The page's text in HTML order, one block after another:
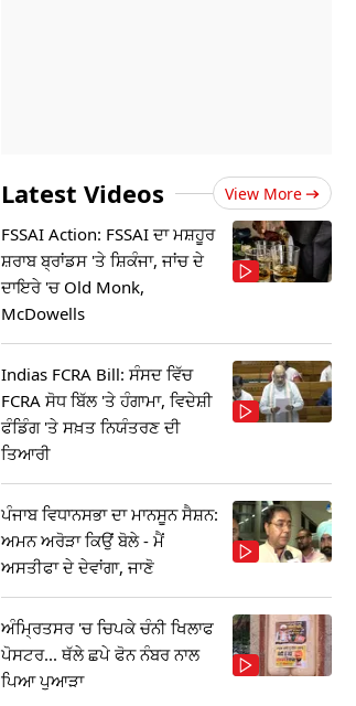
Latest Videos View More
FSSAI Action: FSSAI ਦਾ ਮਸ਼ਹੂਰ
ਸ਼ਰਾਬ ਬ੍ਰਾਂਡਸ 'ਤੇ ਸ਼ਿਕੰਜਾ, ਜਾਂਚ ਦੇ
ਦਾਇਰੇ 'ਚ Old Monk,
McDowells
Indias FCRA Bill: ਸੰਸਦ ਵਿੱਚ
FCRA ਸੋਧ ਬਿੱਲ 'ਤੇ ਹੰਗਾਮਾ, ਵਿਦੇਸ਼ੀ
ਫੰਡਿੰਗ 'ਤੇ ਸਖ਼ਤ ਨਿਯੰਤਰਣ ਦੀ
ਤਿਆਰੀ
ਪੰਜਾਬ ਵਿਧਾਨਸਭਾ ਦਾ ਮਾਨਸੂਨ ਸੈਸ਼ਨ:
ਅਮਨ ਅਰੋੜਾ ਕਿਉਂ ਬੋਲੇ - ਮੈਂ
ਅਸਤੀਫਾ ਦੇ ਦੇਵਾਂਗਾ, ਜਾਣੋ
ਅੰਮ੍ਰਿਤਸਰ 'ਚ ਚਿਪਕੇ ਚੰਨੀ ਖਿਲਾਫ
ਪੋਸਟਰ... ਥੱਲੇ ਛਪੇ ਫੋਨ ਨੰਬਰ ਨਾਲ
ਪਿਆ ਪੁਆੜਾ